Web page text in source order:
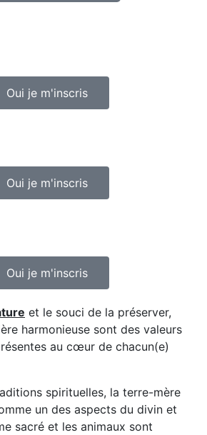
Oui je m'inscris
Oui je m'inscris
Oui je m'inscris
et le souci de la préserver,
harmonieuse sont des valeurs
au cœur de chacun(e)
spirituelles, la terre-mère
un des aspects du divin et
sacré et les animaux sont